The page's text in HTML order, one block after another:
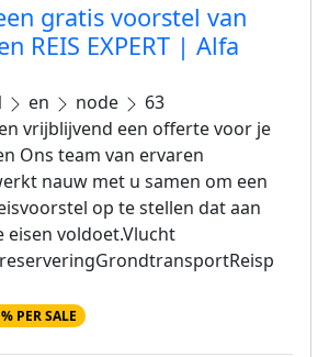
gratis voorstel van
REIS EXPERT | Alfa
en node
63
vrijblijvend een offerte voor je
Ons team van ervaren
nauw met u samen om een
op te stellen dat aan
eisen voldoet.Vlucht
% PER SALE